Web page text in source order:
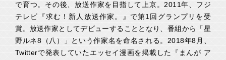
で育つ。その後、放送作家を目指して上京。2011年、フジ
テレビ『求む！新人放送作家。』で第1回グランプリを受
賞。放送作家としてデビューすることとなり、番組から「星
野ルネ8（八）」という作家名を命名される。2018年8月、
Twitterで発表していたエッセイ漫画を掲載した『まんが ア